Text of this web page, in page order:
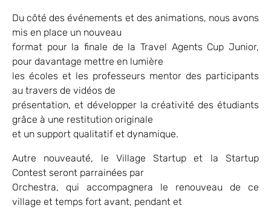
Du côté des événements et des animations, nous avons
mis en place un nouveau
format pour la finale de la Travel Agents Cup Junior,
pour davantage mettre en lumière
les écoles et les professeurs mentor des participants
au travers de vidéos de
présentation, et développer la créativité des étudiants
grâce à une restitution originale
et un support qualitatif et dynamique.
Autre nouveauté, le Village Startup et la Startup
Contest seront parrainées par
Orchestra, qui accompagnera le renouveau de ce
village et temps fort avant, pendant et